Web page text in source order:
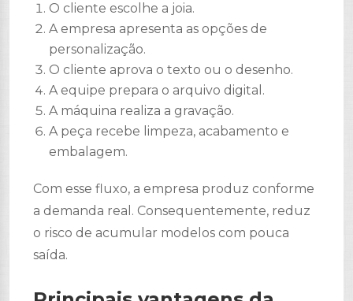
O cliente escolhe a joia.
A empresa apresenta as opções de
personalização.
O cliente aprova o texto ou o desenho.
A equipe prepara o arquivo digital.
A máquina realiza a gravação.
A peça recebe limpeza, acabamento e
embalagem.
Com esse fluxo, a empresa produz conforme
a demanda real. Consequentemente, reduz
o risco de acumular modelos com pouca
saída.